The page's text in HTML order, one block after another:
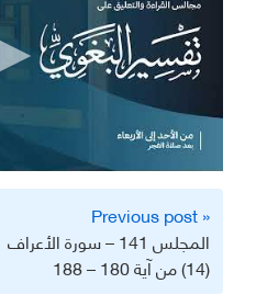
تصفّح
المقالات
« Previous post
المجلس 141 – سورة الأعراف
(14) من آية 180 – 188